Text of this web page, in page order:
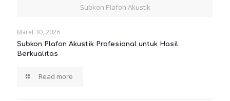
Subkon Plafon Akustik
Maret 30, 2026
Subkon Plafon Akustik Profesional untuk Hasil
Berkualitas
Read more